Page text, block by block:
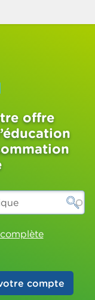
offre
compte